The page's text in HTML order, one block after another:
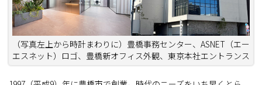
（写真左上から時計まわりに）豊橋事務センター、ASNET（エー
エスネット）ロゴ、豊橋新オフィス外観、東京本社エントランス